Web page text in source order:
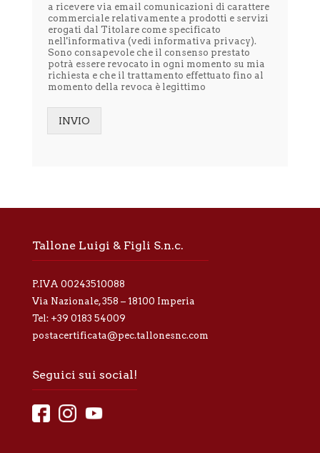
e
t
t
o
l
i
n
f
r
a
i
v
c
y
a ricevere via email comunicazioni di carattere
commerciale relativamente a prodotti e servizi
erogati dal Titolare come specificato
nell'informativa (vedi informativa privacy).
Sono consapevole che il consenso prestato
potrà essere revocato in ogni momento su mia
richiesta e che il trattamento effettuato fino al
momento della revoca è legittimo
INVIO
Tallone Luigi & Figli S.n.c.
P.IVA 00243510088
Via Nazionale, 358 – 18100 Imperia
Tel: +39 0183 54009
postacertificata@pec.tallonesnc.com
Seguici sui social!